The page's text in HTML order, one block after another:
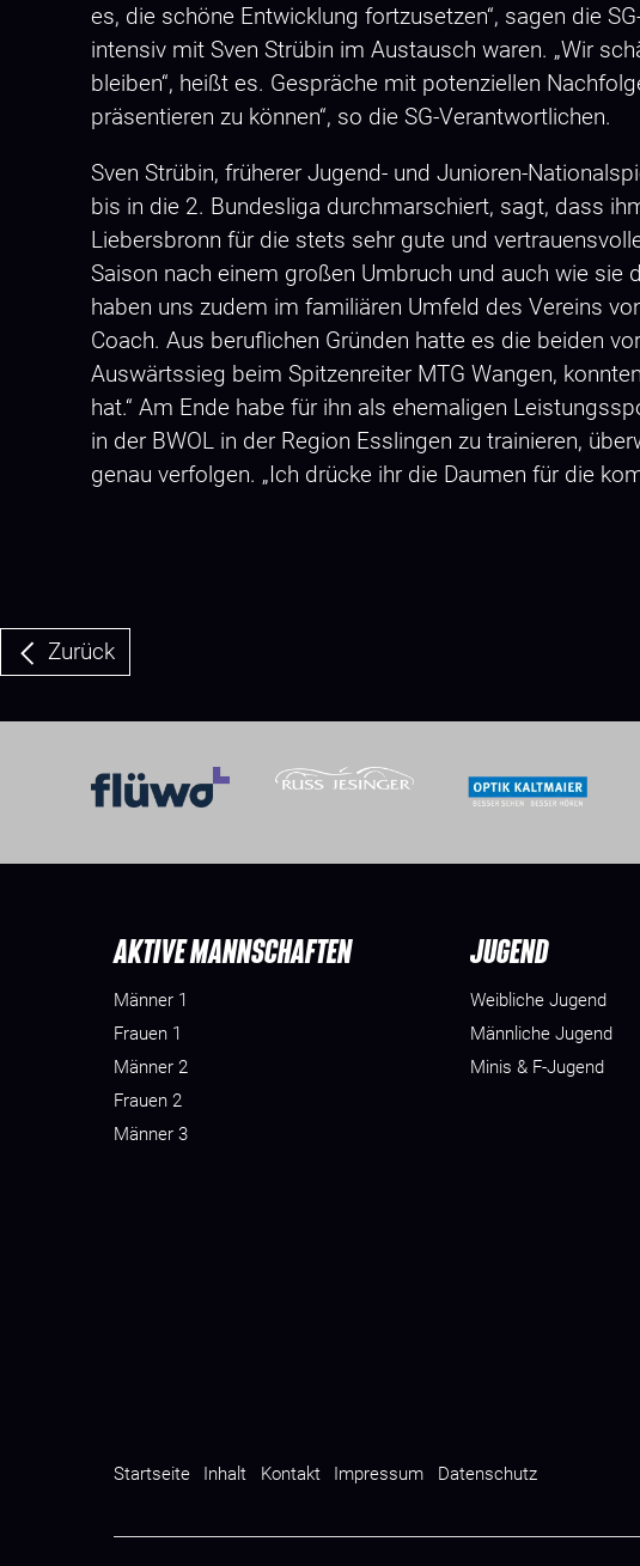
es, die schöne Entwicklung fortzusetzen“, sagen die
intensiv mit Sven Strübin im Austausch waren. „Wir
bleiben“, heißt es. Gespräche mit potenziellen
präsentieren zu können“, so die SG-Verantwortlichen.
Sven Strübin, früherer Jugend- und Junioren-
bis in die 2. Bundesliga durchmarschiert, sagt, dass
Liebersbronn für die stets sehr gute und
Saison nach einem großen Umbruch und auch wie sie
haben uns zudem im familiären Umfeld des Vereins
Coach. Aus beruflichen Gründen hatte es die beiden
Auswärtssieg beim Spitzenreiter MTG Wangen,
hat.“ Am Ende habe für ihn als ehemaligen
in der BWOL in der Region Esslingen zu trainieren,
genau verfolgen. „Ich drücke ihr die Daumen für die
Zurück
AKTIVE MANNSCHAFTEN
Männer 1
Frauen 1
Männer 2
Frauen 2
Männer 3
JUGEND
Weibliche Jugend
Männliche Jugend
Minis & F-Jugend
Startseite Inhalt Kontakt Impressum Datenschutz